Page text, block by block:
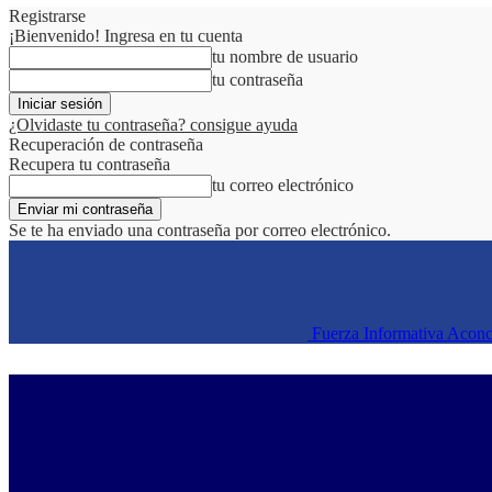
Registrarse
¡Bienvenido! Ingresa en tu cuenta
tu nombre de usuario
tu contraseña
¿Olvidaste tu contraseña? consigue ayuda
Recuperación de contraseña
Recupera tu contraseña
tu correo electrónico
Se te ha enviado una contraseña por correo electrónico.
Fuerza Informativa